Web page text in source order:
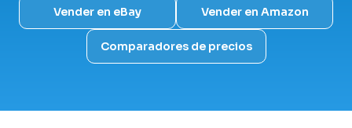
Vender en eBay Vender en Amazon
Comparadores de precios